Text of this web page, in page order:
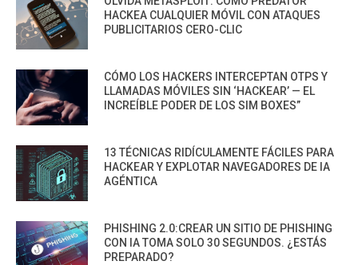
HACKEA CUALQUIER MÓVIL CON ATAQUES
PUBLICITARIOS CERO-CLIC
CÓMO LOS HACKERS INTERCEPTAN OTPS Y
LLAMADAS MÓVILES SIN ‘HACKEAR’ — EL
INCREÍBLE PODER DE LOS SIM BOXES”
13 TÉCNICAS RIDÍCULAMENTE FÁCILES PARA
HACKEAR Y EXPLOTAR NAVEGADORES DE IA
AGÉNTICA
PHISHING 2.0:CREAR UN SITIO DE PHISHING
CON IA TOMA SOLO 30 SEGUNDOS. ¿ESTÁS
PREPARADO?